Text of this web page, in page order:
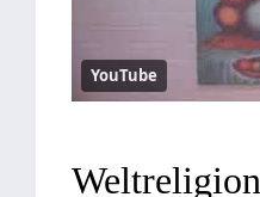
YouTube